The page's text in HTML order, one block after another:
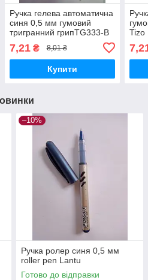
Ручка гелева автоматична
синя 0,5 мм гумовий
тригранний грипTG333-B
7,21₴ 8,01 ₴
Купити
Tizo
–10%
Ручка ролер синя 0,5 мм
roller pen Lantu
Готово до відправки